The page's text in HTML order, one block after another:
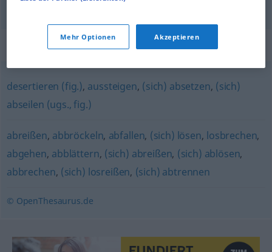
Synonyme für "abspringen"
desertieren (fig.), aussteigen, (sich) absetzen, (sich)
abseilen (ugs., fig.)
abreißen, abbröckeln, abfallen, (sich) lösen, losbrechen,
abgehen, abblättern, (sich) abreißen, (sich) ablösen,
abbrechen, (sich) losreißen, (sich) abtrennen
© OpenThesaurus.de
Mehr Optionen Akzeptieren